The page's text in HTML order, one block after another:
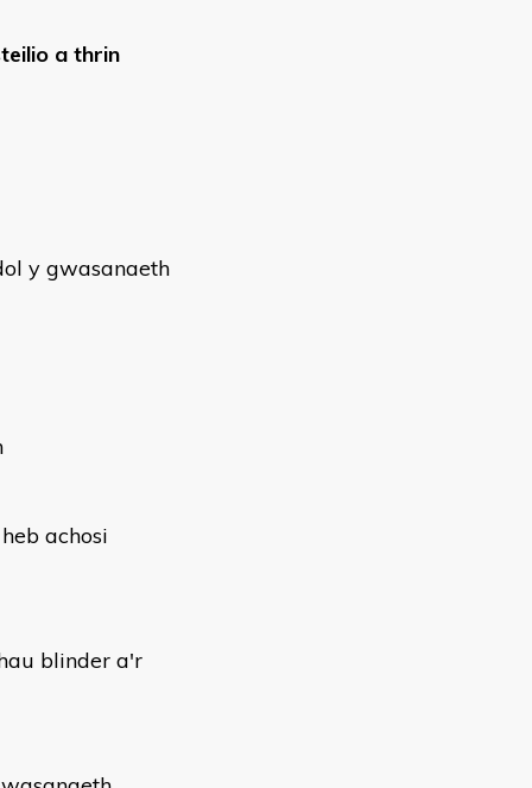
a thrin
y gwasanaeth
achosi
blinder a'r